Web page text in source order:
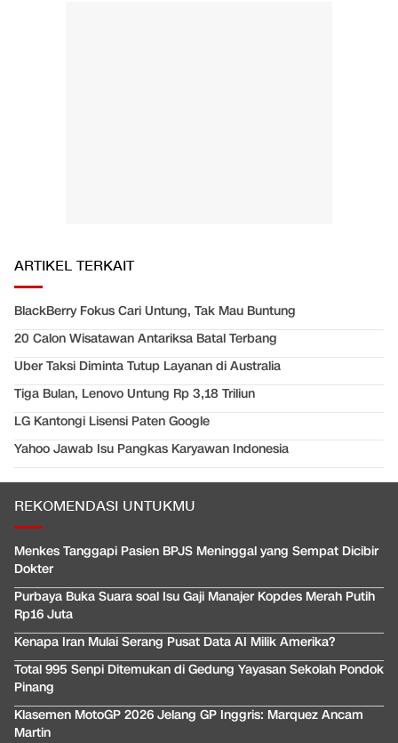
ARTIKEL TERKAIT
BlackBerry Fokus Cari Untung, Tak Mau Buntung
20 Calon Wisatawan Antariksa Batal Terbang
Uber Taksi Diminta Tutup Layanan di Australia
Tiga Bulan, Lenovo Untung Rp 3,18 Triliun
LG Kantongi Lisensi Paten Google
Yahoo Jawab Isu Pangkas Karyawan Indonesia
REKOMENDASI UNTUKMU
Menkes Tanggapi Pasien BPJS Meninggal yang Sempat Dicibir
Dokter
Purbaya Buka Suara soal Isu Gaji Manajer Kopdes Merah Putih
Rp16 Juta
Kenapa Iran Mulai Serang Pusat Data AI Milik Amerika?
Total 995 Senpi Ditemukan di Gedung Yayasan Sekolah Pondok
Pinang
Klasemen MotoGP 2026 Jelang GP Inggris: Marquez Ancam
Martin